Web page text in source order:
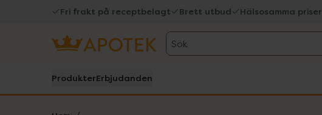
Fri frakt på receptbelagt Brett utbud Hälsosamma priser
Sök
ProdukterErbjudanden